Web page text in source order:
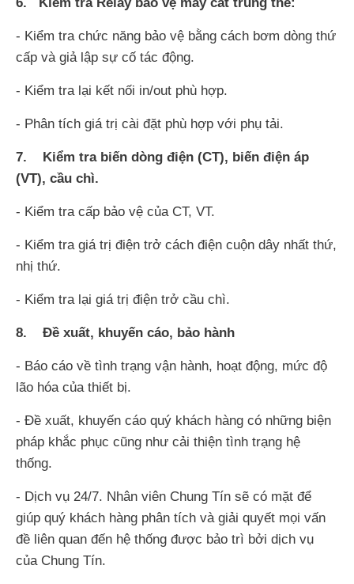
- Kiểm tra chức năng bảo vệ bằng cách bơm dòng thứ
cấp và giả lập sự cố tác động.
- Kiểm tra lại kết nối in/out phù hợp.
- Phân tích giá trị cài đặt phù hợp với phụ tải.
7. Kiểm tra biến dòng điện (CT), biến điện áp
(VT), cầu chì.
- Kiểm tra cấp bảo vệ của CT, VT.
- Kiểm tra giá trị điện trở cách điện cuộn dây nhất thứ,
nhị thứ.
- Kiểm tra lại giá trị điện trở cầu chì.
8. Đề xuất, khuyến cáo, bảo hành
- Báo cáo về tình trạng vận hành, hoạt động, mức độ
lão hóa của thiết bị.
- Đề xuất, khuyến cáo quý khách hàng có những biện
pháp khắc phục cũng như cải thiện tình trạng hệ
thống.
- Dịch vụ 24/7. Nhân viên Chung Tín sẽ có mặt để
giúp quý khách hàng phân tích và giải quyết mọi vấn
đề liên quan đến hệ thống được bảo trì bởi dịch vụ
của Chung Tín.